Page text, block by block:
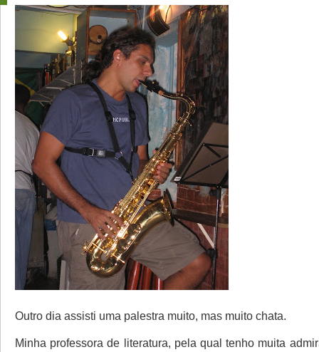
Outro dia assisti uma palestra muito, mas muito chata.
Minha professora de literatura, pela qual tenho muita